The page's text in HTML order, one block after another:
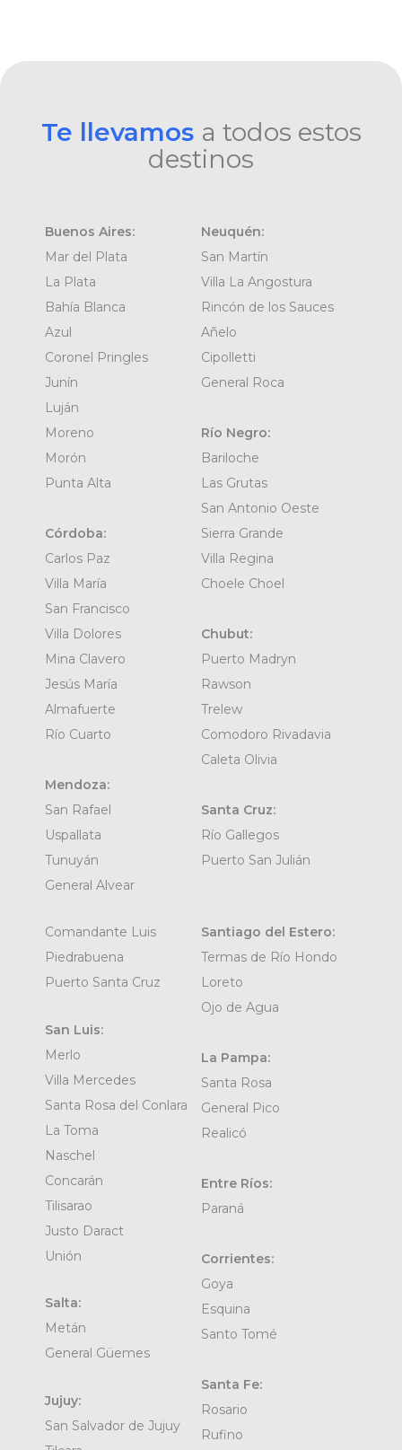
Te llevamos a todos estos
destinos
Buenos Aires:
Mar del Plata
La Plata
Bahía Blanca
Azul
Coronel Pringles
Junín
Luján
Moreno
Morón
Punta Alta
Córdoba:
Carlos Paz
Villa María
San Francisco
Villa Dolores
Mina Clavero
Jesús María
Almafuerte
Río Cuarto
Mendoza:
San Rafael
Uspallata
Tunuyán
General Alvear
Neuquén:
San Martín
Villa La Angostura
Rincón de los Sauces
Añelo
Cipolletti
General Roca
Río Negro:
Bariloche
Las Grutas
San Antonio Oeste
Sierra Grande
Villa Regina
Choele Choel
Chubut:
Puerto Madryn
Rawson
Trelew
Comodoro Rivadavia
Caleta Olivia
Santa Cruz:
Río Gallegos
Puerto San Julián
Comandante Luis
Piedrabuena
Puerto Santa Cruz
San Luis:
Merlo
Villa Mercedes
Santa Rosa del Conlara
La Toma
Naschel
Concarán
Tilisarao
Justo Daract
Unión
Salta:
Metán
General Güemes
Jujuy:
San Salvador de Jujuy
Santiago del Estero:
Termas de Río Hondo
Loreto
Ojo de Agua
La Pampa:
Santa Rosa
General Pico
Realicó
Entre Ríos:
Paraná
Corrientes:
Goya
Esquina
Santo Tomé
Santa Fe:
Rosario
Rufino